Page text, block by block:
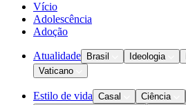
Vício
Adolescência
Adoção
Atualidade Brasil Ideologia
Vaticano
Estilo de vida Casal Ciência